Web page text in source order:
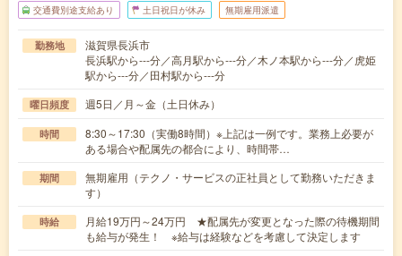
交通費別途支給あり 土日祝日が休み 無期雇用派遣
勤務地
滋賀県長浜市
長浜駅から---分／高月駅から---分／木ノ本駅から---分／虎姫
駅から---分／田村駅から---分
曜日頻度 週5日／月～金（土日休み）
時間
8:30～17:30（実働8時間）※上記は一例です。業務上必要が
ある場合や配属先の都合により、時間帯…
期間
無期雇用（テクノ・サービスの正社員として勤務いただきま
す）
時給
月給19万円～24万円 ★配属先が変更となった際の待機期間
も給与が発生！ ※給与は経験などを考慮して決定します